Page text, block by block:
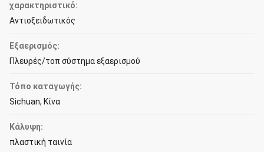
χαρακτηριστικό:
Αντιοξειδωτικός
Εξαερισμός:
Πλευρές/τοπ σύστημα εξαερισμού
Τόπο καταγωγής:
Sichuan, Κίνα
Κάλυψη:
πλαστική ταινία